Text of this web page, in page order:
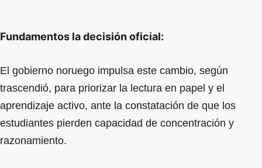
Fundamentos la decisión oficial:
El gobierno noruego impulsa este cambio, según
trascendió, para priorizar la lectura en papel y el
aprendizaje activo, ante la constatación de que los
estudiantes pierden capacidad de concentración y
razonamiento.